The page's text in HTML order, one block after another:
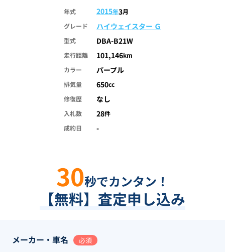
年式 2015年3月
グレード
ハイウェイスター Ｇ
型式 DBA-B21W
走行距離 101,146km
カラー
パープル
排気量 650cc
修復歴
なし
入札数 28件
成約日
-
30秒でカンタン！
【無料】査定申し込み
メーカー・車名 必須